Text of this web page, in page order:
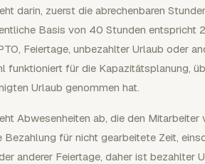
darin, zuerst die abrechenbaren
Basis von 40 Stunden entspricht
Feiertage, unbezahlter Urlaub oder
funktioniert für die Kapazitätsplanung,
Urlaub genommen hat.
Abwesenheiten ab, die den Mitarbeiter
für nicht gearbeitete Zeit,
anderer Feiertage, daher ist bezahlter